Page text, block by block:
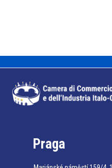
Praga